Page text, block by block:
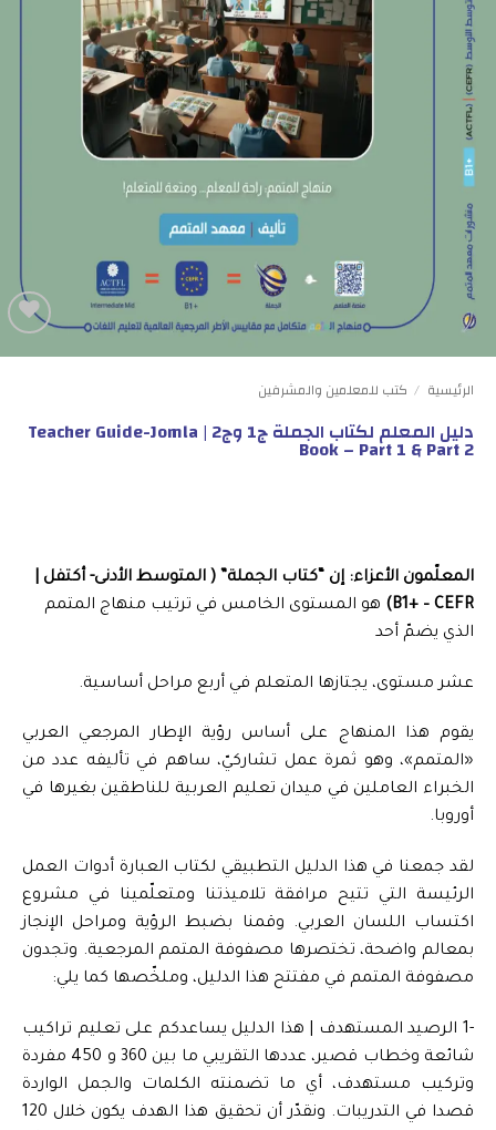
Add to
الرئيسية / كتب للمعلمين والمشرفين
دليل المعلم لكتاب الجملة ج1 وج2 | Teacher Guide-Jomla
Book – Part 1 & Part 2
المعلّمون الأعزاء: إن “كتاب الجملة” ( المتوسط الأدنى- أكتفل |
B1+ – CEFR)
هو المستوى الخامس في ترتيب منهاج المتمم
الذي يضمّ أحد
عشر مستوى، يجتازها المتعلم في أربع مراحل أساسية.
يقوم هذا المنهاج على أساس رؤية الإطار المرجعي العربي
«المتمم»، وهو ثمرة عمل تشاركيّ، ساهم في تأليفه عدد من
الخبراء العاملين في ميدان تعليم العربية للناطقين بغيرها في
أوروبا.
لقد جمعنا في هذا الدليل التطبيقي لكتاب العبارة أدوات العمل
الرئيسة التي تتيح مرافقة تلاميذتنا ومتعلّمينا في مشروع
اكتساب اللسان العربي. وقمنا بضبط الرؤية ومراحل الإنجاز
بمعالم واضحة، تختصرها مصفوفة المتمم المرجعية. وتجدون
مصفوفة المتمم في مفتتح هذا الدليل، وملخّصها كما يلي:
-1 الرصيد المستهدف | هذا الدليل يساعدكم على تعليم تراكيب
شائعة وخطاب قصير، عددها التقريبي ما بين 360 و 450 مفردة
وتركيب مستهدف، أي ما تضمنته الكلمات والجمل الواردة
قصدا في التدريبات. ونقدّر أن تحقيق هذا الهدف يكون خلال 120